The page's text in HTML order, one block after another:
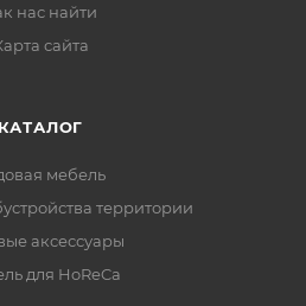
нас найти
сайта
КАТАЛОГ
мебель
территории
аксессуары
для HoReCa